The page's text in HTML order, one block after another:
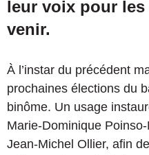
leur voix pour les
venir.
À l’instar du précédent
prochaines élections du
binôme. Un usage
Marie-Dominique
Jean-Michel Ollier, afin